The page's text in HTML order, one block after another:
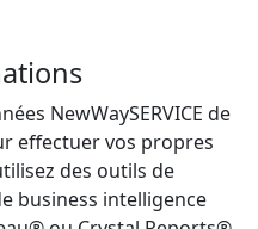
NewWaySERVICE de
effectuer vos propres
des outils de
business intelligence